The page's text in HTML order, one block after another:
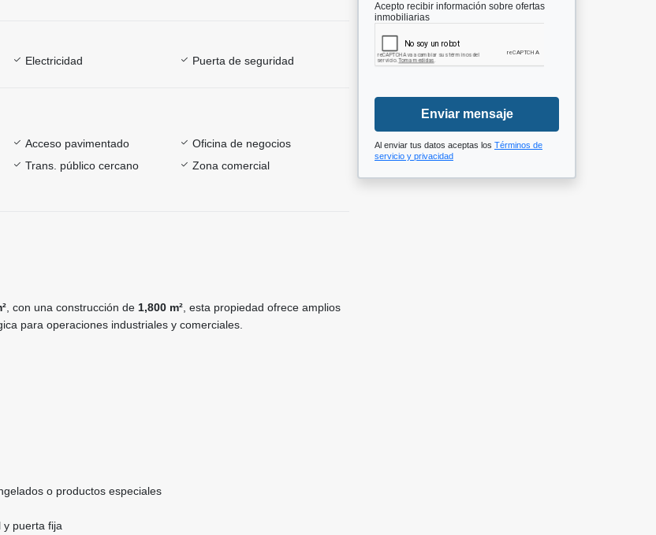
Electricidad Puerta de seguridad
Acceso pavimentado
Oficina de negocios
Trans. público cercano
Zona comercial
, con una construcción de 1,800 m² , esta propiedad ofrece amplios
para operaciones industriales y comerciales.
o productos especiales
y puerta fija
Acepto recibir información sobre ofertas
inmobiliarias
Enviar mensaje
Al enviar tus datos aceptas los Términos de
servicio y privacidad